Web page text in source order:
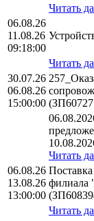
Читать
06.08.26
11.08.26
09:18:00
Читать
30.07.26
06.08.26
15:00:00
Читать
06.08.26
13.08.26
13:00:00
Читать